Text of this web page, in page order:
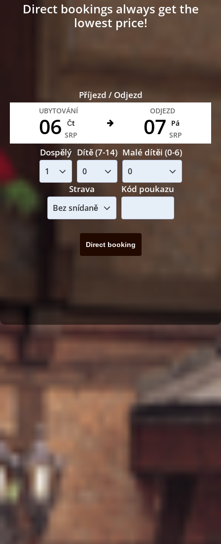
Direct bookings always get the
lowest price!
Příjezd / Odjezd
UBYTOVÁNÍ
06
Čt
SRP
ODJEZD
07
Pá
SRP
Dospělý Dítě (7-14) Malé dítěi (0-6)
Strava Kód poukazu